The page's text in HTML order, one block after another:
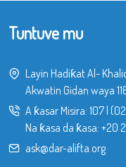
Tuntuve mu
Layin Hadiƙat Al-
Akwatin Gidan waya
A ƙasar Misira: 107|
Na ƙasa da ƙasa: +20
ask@dar-alifta.org